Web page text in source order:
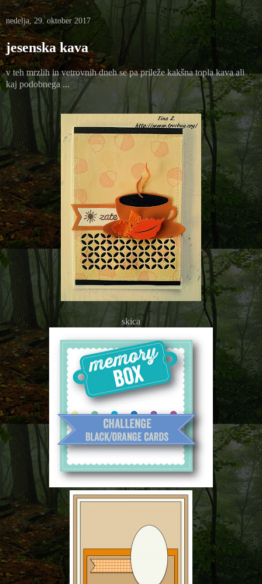
nedelja, 29. oktober 2017
jesenska kava
v teh mrzlih in vetrovnih dneh se pa prileže kakšna topla kava ali
kaj podobnega ...
skica